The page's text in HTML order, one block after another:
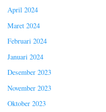
April 2024
Maret 2024
Februari 2024
Januari 2024
Desember 2023
November 2023
Oktober 2023